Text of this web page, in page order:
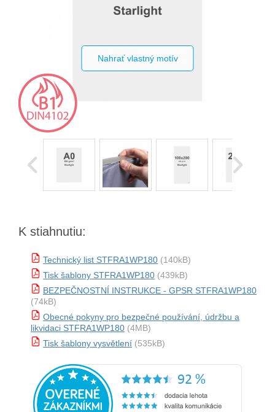
Nahrať vlastný motív
K stiahnutiu:
Technický list STFRA1WP180 (140kB)
Tisk šablony STFRA1WP180 (439kB)
BEZPEČNOSTNÍ INSTRUKCE - GPSR STFRA1WP180
(74kB)
Obecné pokyny pro bezpečné používání, údržbu a
likvidaci STFRA1WP180 (4MB)
Tisk šablony vysvětlení (535kB)